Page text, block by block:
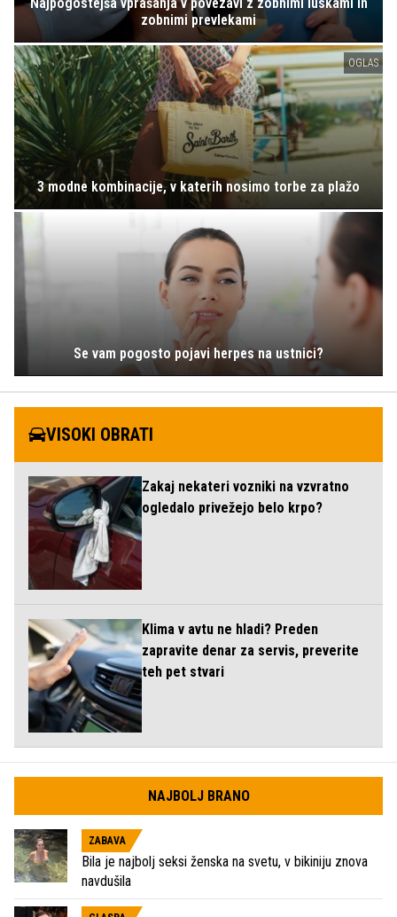
zobnimi prevlekami
OGLAS
3 modne kombinacije, v katerih nosimo torbe za plažo
Se vam pogosto pojavi herpes na ustnici?
VISOKI OBRATI
Zakaj nekateri vozniki na vzvratno
ogledalo privežejo belo krpo?
Klima v avtu ne hladi? Preden
zapravite denar za servis, preverite
teh pet stvari
NAJBOLJ BRANO
ZABAVA
Bila je najbolj seksi ženska na svetu, v bikiniju znova
navdušila